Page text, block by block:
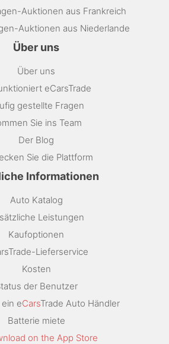
Auktionen aus Frankreich
Auktionen aus Niederlande
Über uns
Über uns
eCarsTrade
gestellte Fragen
Sie ins Team
Der Blog
Sie die Plattform
Informationen
Auto Katalog
Leistungen
Kaufoptionen
Lieferservice
Kosten
der Benutzer
eCarsTrade Auto Händler
Batterie miete